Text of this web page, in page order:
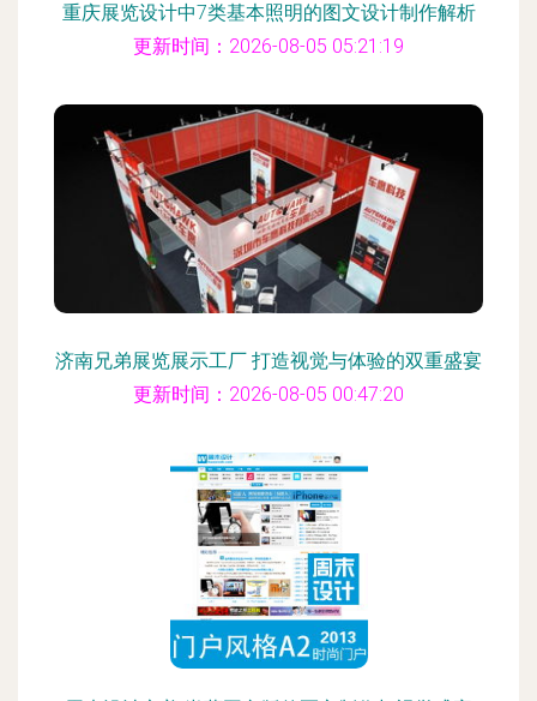
重庆展览设计中7类基本照明的图文设计制作解析
更新时间：2026-08-05 05:21:19
济南兄弟展览展示工厂 打造视觉与体验的双重盛宴
更新时间：2026-08-05 00:47:20